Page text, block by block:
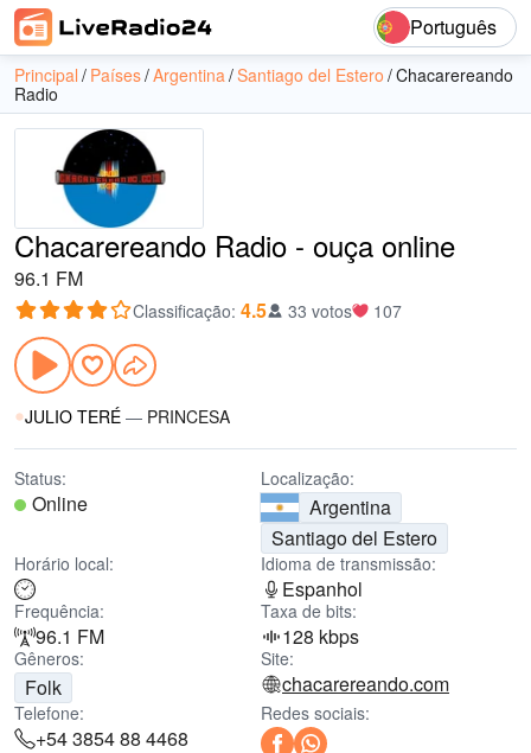
Português
Principal Países Argentina Santiago del Estero Chacarereando
Radio
Chacarereando Radio - ouça online
96.1 FM
Classificação: 4.5 33 votos 107
JULIO TERÉ — PRINCESA
Status:
Online
Localização:
Argentina
Santiago del Estero
Horário local: Idioma de transmissão:
Espanhol
Frequência:
96.1 FM
Taxa de bits:
128 kbps
Gêneros:
Folk
Site:
chacarereando.com
Telefone:
+54 3854 88 4468
Redes sociais: